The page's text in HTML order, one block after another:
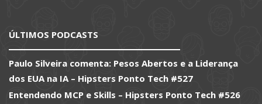
ÚLTIMOS PODCASTS
Paulo Silveira comenta: Pesos Abertos e a Liderança
dos EUA na IA – Hipsters Ponto Tech #527
Entendendo MCP e Skills – Hipsters Ponto Tech #526